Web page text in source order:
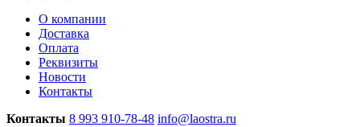
О компании
Доставка
Оплата
Реквизиты
Новости
Контакты
Контакты 8 993 910-78-48 info@laostra.ru